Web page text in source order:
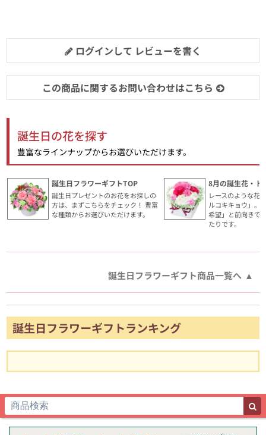
ログインして レビューを書く
この商品に関するお問い合わせはこちら
誕生日の花を探す
豊富なラインナップからお選びいただけます。
誕生日フラワーギフトTOP
誕生日プレゼントのお花をお探しの
方は、まずこちらをチェック！ 豊富
な種類からお選びいただけます。
8月の誕生花・ト
レースのような花
ルコキキョウ」。
希望」と前向きで
たりです。
誕生日フラワーギフト商品一覧へ
誕生日フラワーギフトランキング